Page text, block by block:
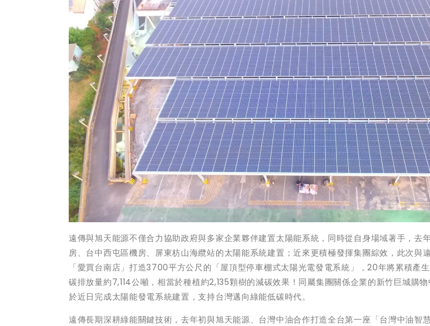
遠傳與旭天能源不僅合力協助政府與多家企業夥伴建置太陽能系統，同時從自身場域著手，去
房、台中西屯區機房、屏東枋山海纜站的太陽能系統建置；近來更積極發揮集團綜效，此次與
「愛買台南店」打造3700平方公尺的「屋頂型停車棚式太陽光電發電系統」，20年將累積產
碳排放量約7,114公噸，相當於種植約2,135顆樹的減碳效果！同屬集團關係企業的新竹巨城購
於近日完成太陽能發電系統建置，支持台灣邁向綠能低碳時代。
遠傳長期深耕綠能關鍵技術，去年初與旭天能源、台灣中油合作打造全台第一座「台灣中油智